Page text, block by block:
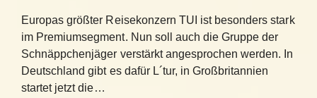
Europas größter Reisekonzern TUI ist besonders stark
im Premiumsegment. Nun soll auch die Gruppe der
Schnäppchenjäger verstärkt angesprochen werden. In
Deutschland gibt es dafür L´tur, in Großbritannien
startet jetzt die…